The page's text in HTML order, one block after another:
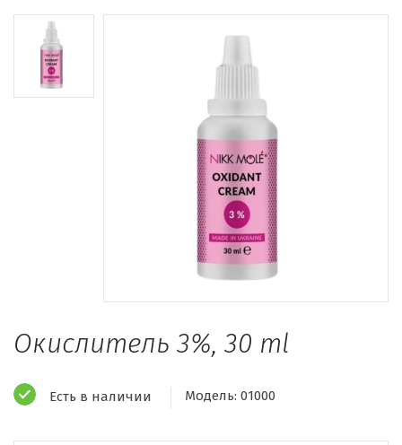
Окислитель 3%, 30 ml
Есть в наличии Модель: 01000